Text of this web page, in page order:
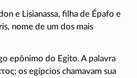
e Lisianassa, filha de Épafo e
nome de um dos mais
epônimo do Egito. A palavra
; os egípcios chamavam sua